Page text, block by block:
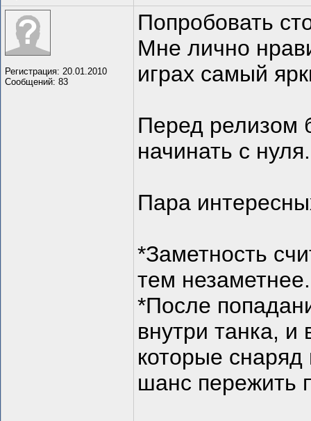
Регистрация: 20.01.2010
Сообщений: 83
Попробовать
Мне лично
играх самый
Перед релизом
начинать с
Пара
*Заметность
тем незаметнее.
*После
внутри танка,
которые снаряд
шанс пережить